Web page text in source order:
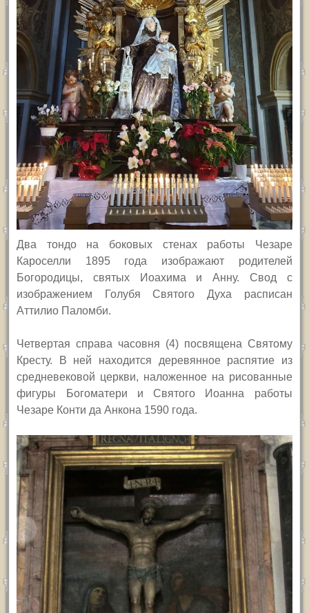
Два тондо на боковых стенах работы Чезаре
Кароселли 1895 года изображают родителей
Богородицы, святых Иоахима и Анну. Свод с
изображением Голубя Святого Духа расписан
Аттилио Паломби.
Четвертая справа часовня (4) посвящена Святому
Кресту. В ней находится деревянное распятие из
средневековой церкви, наложенное на рисованные
фигуры Богоматери и Святого Иоанна работы
Чезаре Конти да Анкона 1590 года.